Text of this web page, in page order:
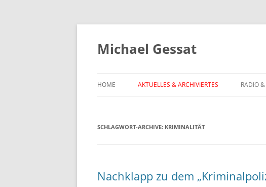
Michael Gessat
HOME AKTUELLES & ARCHIVIERTES RADIO
SCHLAGWORT-ARCHIVE: KRIMINALITÄT
Nachklapp zu dem